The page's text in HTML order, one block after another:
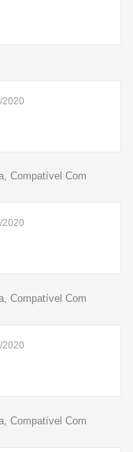
2020
Compatível Com
2020
Compatível Com
2020
Compatível Com